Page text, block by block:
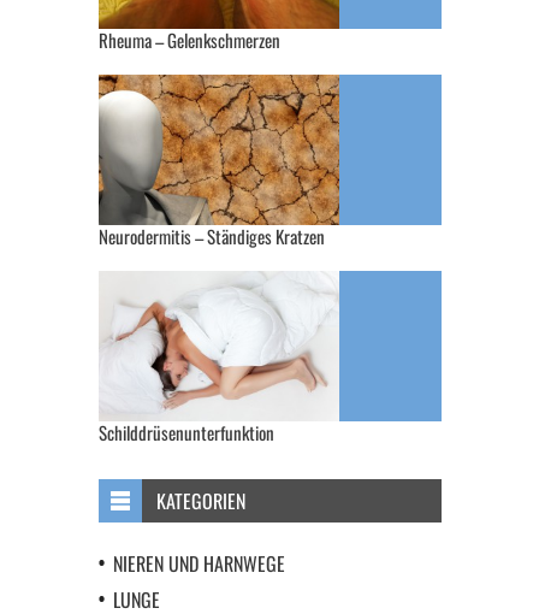
Rheuma – Gelenkschmerzen
Neurodermitis – Ständiges Kratzen
Schilddrüsenunterfunktion
KATEGORIEN
NIEREN UND HARNWEGE
LUNGE